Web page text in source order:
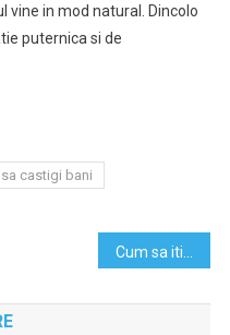
vine in mod natural. Dincolo
puternica si de
castigi bani
Cum sa iti surprinzi iubitul de Valentin’s Day